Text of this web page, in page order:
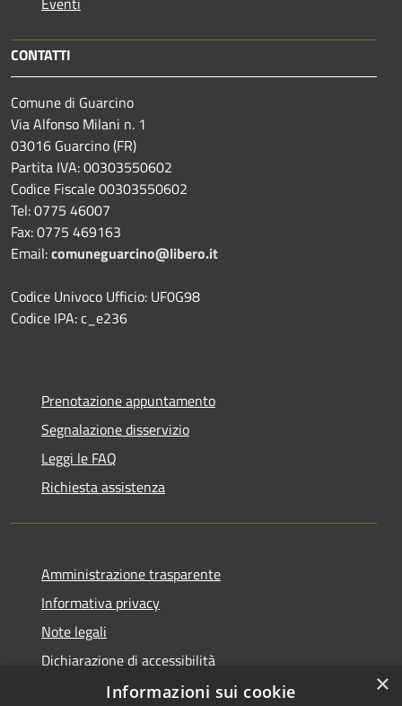
CONTATTI
Comune di Guarcino
Via Alfonso Milani n. 1
03016 Guarcino (FR)
Partita IVA: 00303550602
Codice Fiscale 00303550602
Tel: 0775 46007
Fax: 0775 469163
Email:comuneguarcino@libero.it
Codice Univoco Ufficio: UF0G98
Codice IPA: c_e236
Prenotazione appuntamento
Segnalazione disservizio
Leggi le FAQ
Richiesta assistenza
Amministrazione trasparente
Informativa privacy
Note legali
Dichiarazione di accessibilità
×
Informazioni sui cookie